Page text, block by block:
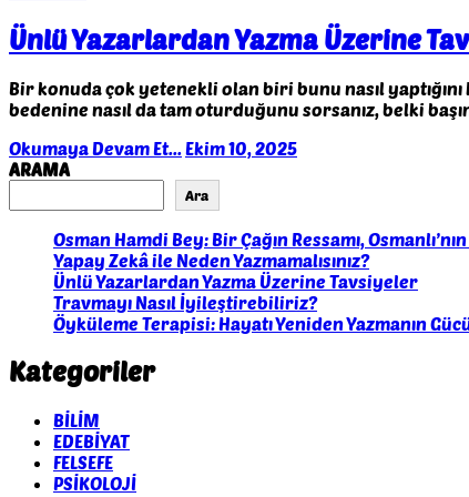
Ünlü Yazarlardan Yazma Üzerine
Bir konuda çok yetenekli olan biri bunu nasıl
bedenine nasıl da tam oturduğunu sorsanız, belki
Okumaya Devam Et... Ekim 10, 2025
ARAMA
Ara
Osman Hamdi Bey: Bir Çağın Ressamı,
Yapay Zekâ ile Neden Yazmamalısınız?
Ünlü Yazarlardan Yazma Üzerine Tavsiyeler
Travmayı Nasıl İyileştirebiliriz?
Öyküleme Terapisi: Hayatı Yeniden Yazmanın
Kategoriler
BİLİM
EDEBİYAT
FELSEFE
PSİKOLOJİ